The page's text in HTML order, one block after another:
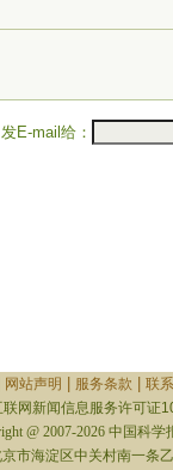
发E-mail给：
网站声明 服务条款 联
联网新闻信息服务许可证
@ 2007-2026 中国科学
市海淀区中关村南一条